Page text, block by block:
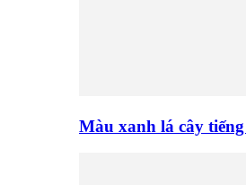
Màu xanh lá cây